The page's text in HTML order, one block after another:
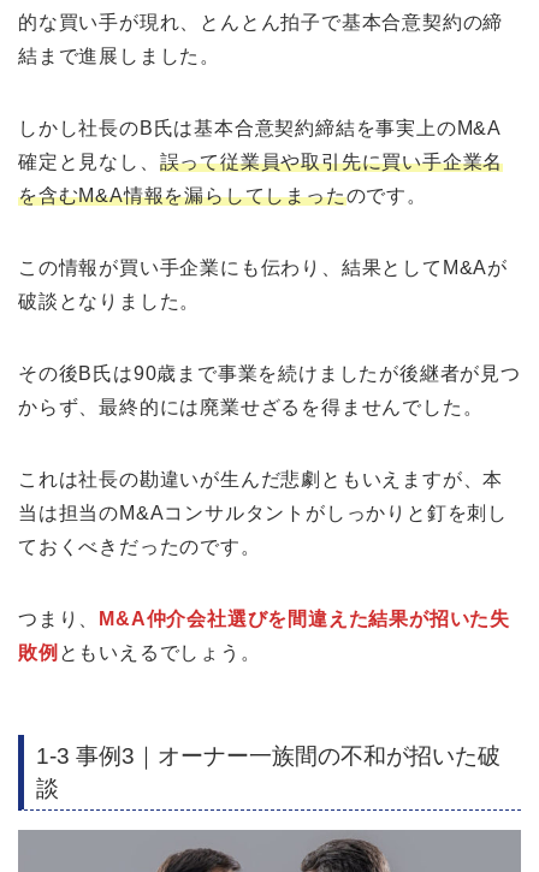
的な買い手が現れ、とんとん拍子で基本合意契約の締
結まで進展しました。
しかし社長のB氏は基本合意契約締結を事実上のM&A
確定と見なし、 誤って従業員や取引先に買い手企業名
を含むM&A情報を漏らしてしまったのです。
この情報が買い手企業にも伝わり、結果としてM&Aが
破談となりました。
その後B氏は90歳まで事業を続けましたが後継者が見つ
からず、最終的には廃業せざるを得ませんでした。
これは社長の勘違いが生んだ悲劇ともいえますが、本
当は担当のM&Aコンサルタントがしっかりと釘を刺し
ておくべきだったのです。
つまり、
M&A仲介会社選びを間違えた結果が招いた失
敗例 ともいえるでしょう。
1-3 事例3｜オーナー一族間の不和が招いた破
談